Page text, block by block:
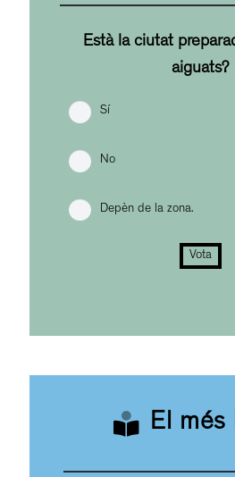
Està la ciutat
aiguats?
Sí
No
Depèn de la zona.
Vota
El més